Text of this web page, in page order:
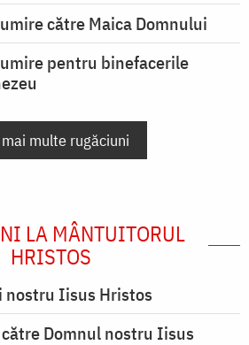
către Maica Domnului
pentru binefacerile
multe rugăciuni
LA MÂNTUITORUL
HRISTOS
Iisus Hristos
Domnul nostru Iisus